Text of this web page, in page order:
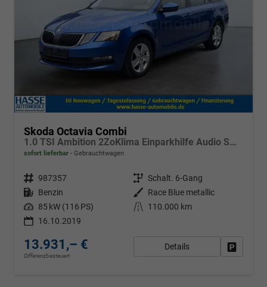
Skoda Octavia Combi
1.0 TSI Ambition 2ZoKlima Einparkhilfe Audio Swing
sofort lieferbar Gebrauchtwagen
Fahrzeugnr. 987357 Getriebe Schalt. 6-Gang
Kraftstoff Benzin Außenfarbe
Race Blue metallic
Leistung 85 kW (116 PS) Kilometerstand
110.000 km
16.10.2019
13.931,– €
Differenzbesteuert
Details